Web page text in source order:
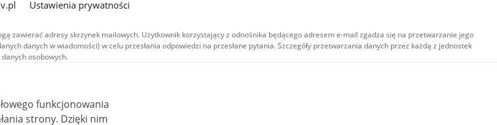
Ustawienia prywatności
zawierać adresy skrzynek mailowych. Użytkownik korzystający z odnośnika będącego adresem e-mail zgadza się na przetwarzanie jego
danych w wiadomości) w celu przesłania odpowiedzi na przesłane pytania. Szczegóły przetwarzania danych przez każdą z jednostek
osobowych.
serwisie (z wyłączeniem treści audiowizualnych), są
Commons: uznanie autorstwa - na tych samych
Materiały audiowizualne, w tym zdjęcia, materiały audio i wideo,
Creative Commons: uznanie autorstwa użycie niekomercyjne -
BY-NC-ND 4.0), o ile nie jest to stwierdzone inaczej.
funkcjonowania
Dzięki nim